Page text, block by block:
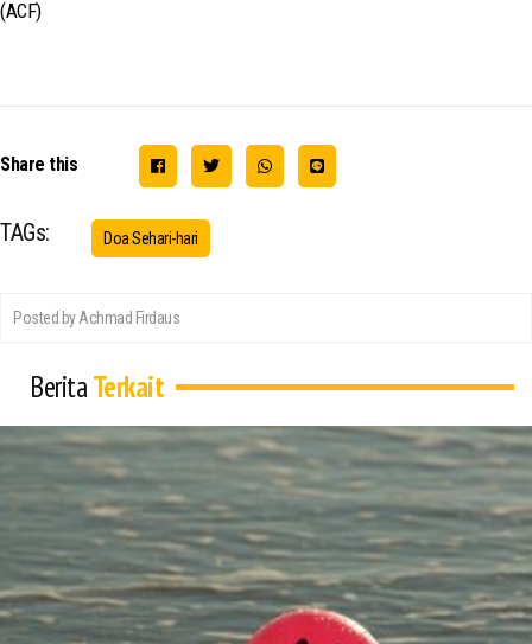
(ACF)
Share this
TAGs: Doa Sehari-hari
Posted by Achmad Firdaus
BeritaTerkait